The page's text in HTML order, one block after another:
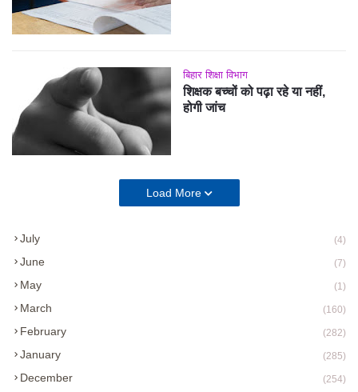
बिहार शिक्षा विभाग
शिक्षक बच्चों को पढ़ा रहे या नहीं,
होगी जांच
Load More
July (4)
June (7)
May (1)
March (160)
February (282)
January (285)
December (254)